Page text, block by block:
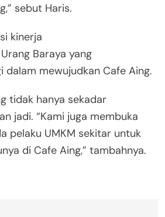
sebut Haris.
kinerja
Baraya yang
dalam mewujudkan Cafe Aing.
tidak hanya sekadar
jadi. “Kami juga membuka
pelaku UMKM sekitar untuk
di Cafe Aing,” tambahnya.